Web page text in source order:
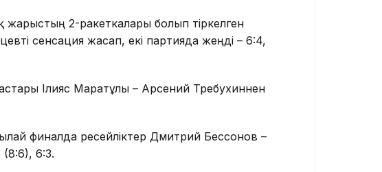
2-ракеткалары болып тіркелген
сенсация жасап, екі партияда жеңді – 6:4,
Ілияс Маратұлы – Арсений Требухиннен
финалда ресейліктер Дмитрий Бессонов –
6:3.